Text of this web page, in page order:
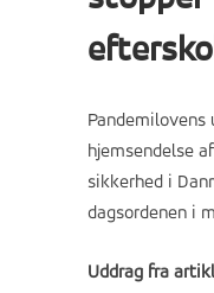
Pandemilovens
hjemsendelse
sikkerhed i
dagsordenen i
Uddrag fra